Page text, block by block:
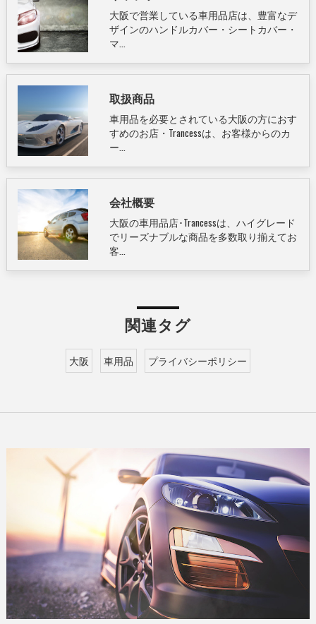
大阪で営業している車用品店は、豊富なデ
ザインのハンドルカバー・シートカバー・
マ…
取扱商品
車用品を必要とされている大阪の方におす
すめのお店・Trancessは、お客様からのカ
ー…
会社概要
大阪の車用品店･Trancessは、ハイグレード
でリーズナブルな商品を多数取り揃えてお
客…
関連タグ
大阪 車用品 プライバシーポリシー